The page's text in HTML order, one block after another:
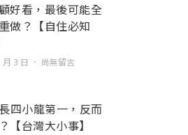
好看，最後可能全
做？【自住必知
3 日 尚無留言
四小龍第一，反而
【台灣大小事】